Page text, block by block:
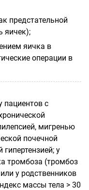
предстательной
яичек);
яичка в
операции в
пациентов с
мигренью
почечной
у
тромбоза (тромбоз
у родственников
массы тела > 30